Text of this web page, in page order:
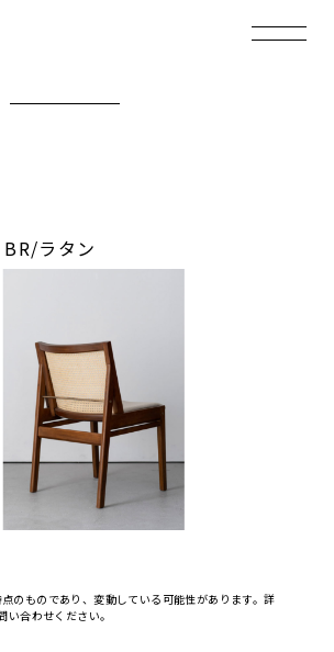
ラタン
のものであり、変動している可能性があります。詳
い合わせください。